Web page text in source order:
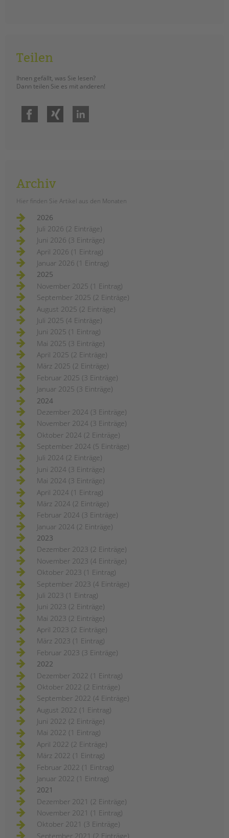
KONTAKT
Datenschutz
Hinweisgebersystem
Teilen
Ihnen gefällt, was Sie lesen?
Dann teilen Sie es mit anderen!
Facebook
Archiv
Hier finden Sie Artikel aus den Monaten
2026
Juli 2026 (2 Einträge)
Juni 2026 (3 Einträge)
April 2026 (1 Eintrag)
Januar 2026 (1 Eintrag)
2025
November 2025 (1 Eintrag)
September 2025 (2 Einträge)
August 2025 (2 Einträge)
Juli 2025 (4 Einträge)
Juni 2025 (1 Eintrag)
Mai 2025 (3 Einträge)
April 2025 (2 Einträge)
März 2025 (2 Einträge)
Februar 2025 (3 Einträge)
Januar 2025 (3 Einträge)
2024
Dezember 2024 (3 Einträge)
November 2024 (3 Einträge)
Oktober 2024 (2 Einträge)
September 2024 (5 Einträge)
Juli 2024 (2 Einträge)
Juni 2024 (3 Einträge)
Mai 2024 (3 Einträge)
April 2024 (1 Eintrag)
März 2024 (2 Einträge)
Februar 2024 (3 Einträge)
Januar 2024 (2 Einträge)
2023
Dezember 2023 (2 Einträge)
November 2023 (4 Einträge)
Oktober 2023 (1 Eintrag)
September 2023 (4 Einträge)
Juli 2023 (1 Eintrag)
Juni 2023 (2 Einträge)
Mai 2023 (2 Einträge)
April 2023 (2 Einträge)
März 2023 (1 Eintrag)
Februar 2023 (3 Einträge)
2022
Dezember 2022 (1 Eintrag)
Oktober 2022 (2 Einträge)
September 2022 (4 Einträge)
August 2022 (1 Eintrag)
Juni 2022 (2 Einträge)
Mai 2022 (1 Eintrag)
April 2022 (2 Einträge)
März 2022 (1 Eintrag)
Februar 2022 (1 Eintrag)
Januar 2022 (1 Eintrag)
2021
Dezember 2021 (2 Einträge)
November 2021 (1 Eintrag)
Oktober 2021 (3 Einträge)
September 2021 (2 Einträge)